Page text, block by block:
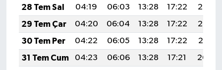
28 Tem Sal
04:19 06:03 13:28 17:22
20:43
29 Tem Çar
04:20 06:04 13:28 17:22
20:42
30 Tem Per
04:22 06:05 13:28 17:22
20:41
31 Tem Cum
04:23 06:06 13:28 17:21
20:40